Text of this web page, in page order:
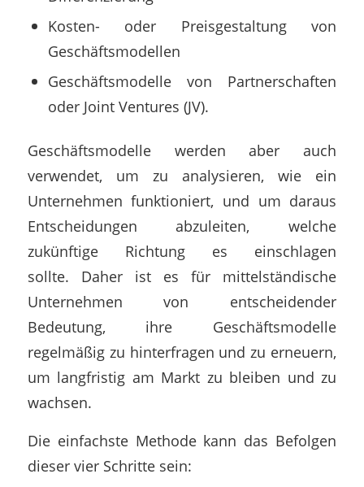
Kosten- oder Preisgestaltung von
Geschäftsmodellen
Geschäftsmodelle von Partnerschaften
oder Joint Ventures (JV).
Geschäftsmodelle werden aber auch
verwendet, um zu analysieren, wie ein
Unternehmen funktioniert, und um daraus
Entscheidungen abzuleiten, welche
zukünftige Richtung es einschlagen
sollte. Daher ist es für mittelständische
Unternehmen von entscheidender
Bedeutung, ihre Geschäftsmodelle
regelmäßig zu hinterfragen und zu erneuern,
um langfristig am Markt zu bleiben und zu
wachsen.
Die einfachste Methode kann das Befolgen
dieser vier Schritte sein: